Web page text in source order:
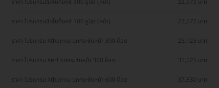
ราคา โปรแกรมฉีดโบท็อกซ์ 300 ยูนิต (หน้า) 22,572 บาท
ราคา โปรแกรมฉีดโบท็อกซ์ 100 ยูนิต (หน้า) 22,572 บาท
ราคา โปรแกรม Xtherma ยกกระชับหน้า 300 ช็อต 25,123 บาท
ราคา โปรแกรม Xerf ยกกระชับหน้า 300 ช็อต 31,525 บาท
ราคา โปรแกรม Xtherma ยกกระชับหน้า 600 ช็อต 37,830 บาท